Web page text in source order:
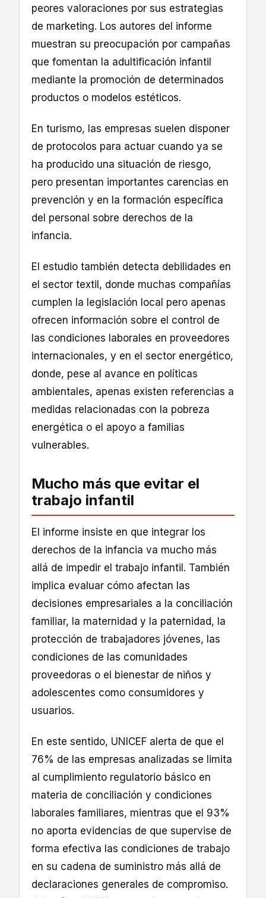
peores valoraciones por sus estrategias
de marketing. Los autores del informe
muestran su preocupación por campañas
que fomentan la adultificación infantil
mediante la promoción de determinados
productos o modelos estéticos.
En turismo, las empresas suelen disponer
de protocolos para actuar cuando ya se
ha producido una situación de riesgo,
pero presentan importantes carencias en
prevención y en la formación específica
del personal sobre derechos de la
infancia.
El estudio también detecta debilidades en
el sector textil, donde muchas compañías
cumplen la legislación local pero apenas
ofrecen información sobre el control de
las condiciones laborales en proveedores
internacionales, y en el sector energético,
donde, pese al avance en políticas
ambientales, apenas existen referencias a
medidas relacionadas con la pobreza
energética o el apoyo a familias
vulnerables.
Mucho más que evitar el
trabajo infantil
El informe insiste en que integrar los
derechos de la infancia va mucho más
allá de impedir el trabajo infantil. También
implica evaluar cómo afectan las
decisiones empresariales a la conciliación
familiar, la maternidad y la paternidad, la
protección de trabajadores jóvenes, las
condiciones de las comunidades
proveedoras o el bienestar de niños y
adolescentes como consumidores y
usuarios.
En este sentido, UNICEF alerta de que el
76% de las empresas analizadas se limita
al cumplimiento regulatorio básico en
materia de conciliación y condiciones
laborales familiares, mientras que el 93%
no aporta evidencias de que supervise de
forma efectiva las condiciones de trabajo
en su cadena de suministro más allá de
declaraciones generales de compromiso.